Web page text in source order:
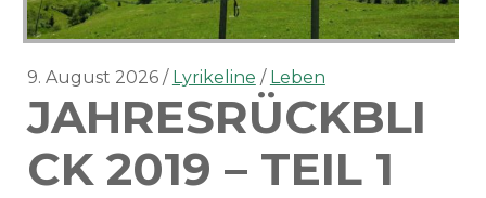
IGASHO UND CHIMALIS KAYA
NIEMALS FÜR IMMER (ROMAN)
NIGHTMARES
BÜCHERSHOPS
DATENSCHUTZERKLÄRUNG
IMPRESSUM
9. August 2026 Lyrikeline Leben
JAHRESRÜCKBLI
CK 2019 – TEIL 1